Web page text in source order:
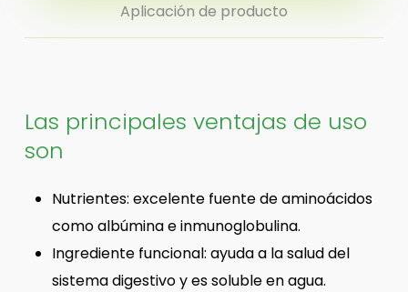
Aplicación de producto
Las principales ventajas de uso
son
Nutrientes: excelente fuente de aminoácidos
como albúmina e inmunoglobulina.
Ingrediente funcional: ayuda a la salud del
sistema digestivo y es soluble en agua.